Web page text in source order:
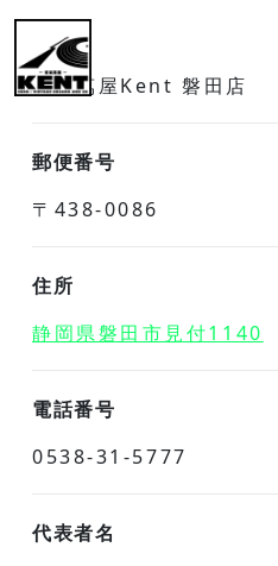
名称
音楽萬屋Kent 磐田店
郵便番号
〒438-0086
住所
静岡県磐田市見付1140
電話番号
0538-31-5777
代表者名